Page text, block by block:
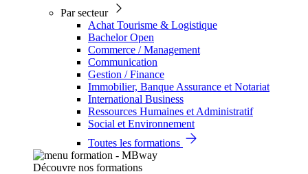
Par secteur
Achat Tourisme & Logistique
Bachelor Open
Commerce / Management
Communication
Gestion / Finance
Immobilier, Banque Assurance et Notariat
International Business
Ressources Humaines et Administratif
Social et Environnement
Toutes les formations
Découvre nos formations